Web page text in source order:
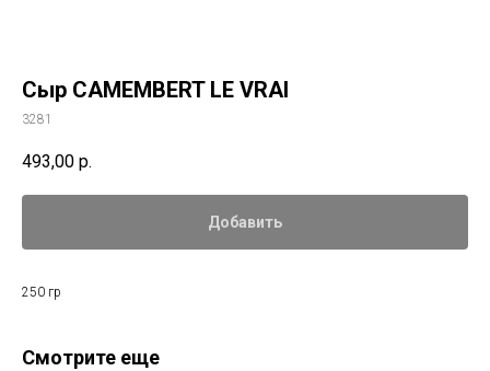
Сыр CAMEMBERT LE VRAI
3281
493,00 р.
Добавить
250 гр
Смотрите еще